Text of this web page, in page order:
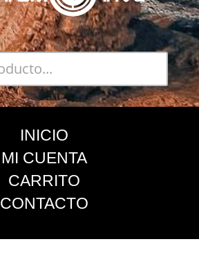
INICIO
MI CUENTA
CARRITO
CONTACTO